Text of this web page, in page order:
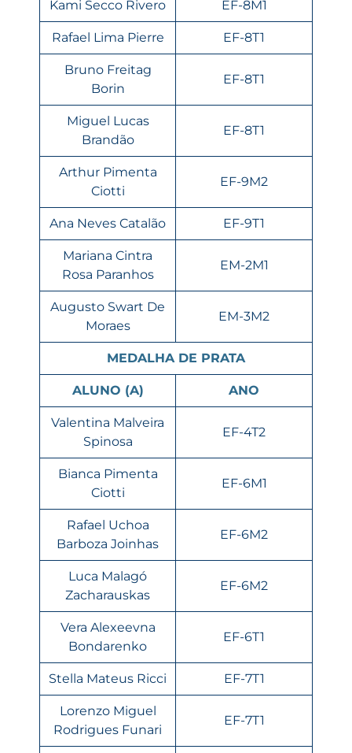
Kami Secco Rivero EF-8M1
Rafael Lima Pierre EF-8T1
Bruno Freitag
Borin
EF-8T1
Miguel Lucas
Brandão
EF-8T1
Arthur Pimenta
Ciotti
EF-9M2
Ana Neves Catalão EF-9T1
Mariana Cintra
Rosa Paranhos
EM-2M1
Augusto Swart De
Moraes
EM-3M2
MEDALHA DE PRATA
ALUNO (A) ANO
Valentina Malveira
Spinosa
EF-4T2
Bianca Pimenta
Ciotti
EF-6M1
Rafael Uchoa
Barboza Joinhas
EF-6M2
Luca Malagó
Zacharauskas
EF-6M2
Vera Alexeevna
Bondarenko
EF-6T1
Stella Mateus Ricci EF-7T1
Lorenzo Miguel
Rodrigues Funari
EF-7T1